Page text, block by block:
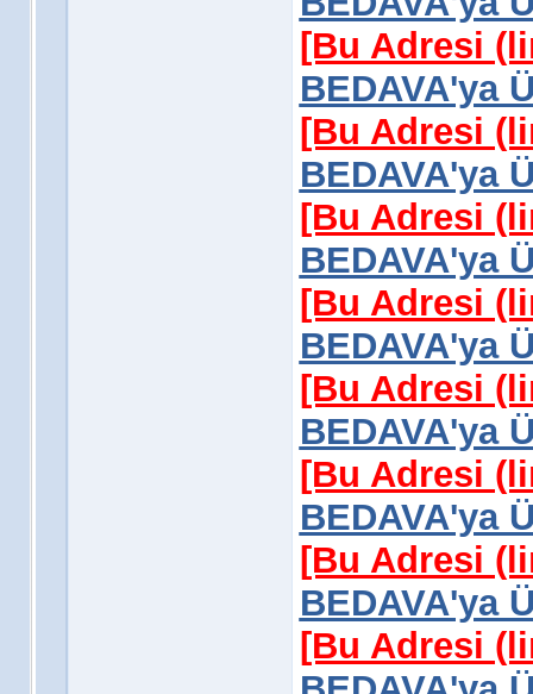
[Bu Adresi
BEDAVA'ya
[Bu Adresi
BEDAVA'ya
[Bu Adresi
BEDAVA'ya
[Bu Adresi
BEDAVA'ya
[Bu Adresi
BEDAVA'ya
[Bu Adresi
BEDAVA'ya
[Bu Adresi
BEDAVA'ya
[Bu Adresi